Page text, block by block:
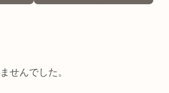
せんでした。